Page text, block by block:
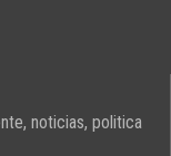
noticias, politica